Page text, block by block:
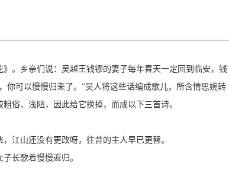
。乡亲们说：吴越王钱镠的妻子每年春天一定回到临安，钱
你可以慢慢归来了。”吴人将这些话编成歌儿，所含情思婉转
俗、浅陋，因此给它换掉，而成以下三首诗。
江山还没有更改呀，往昔的主人早已更替。
长歌着慢慢返归。